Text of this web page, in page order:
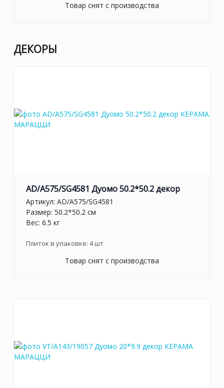
Товар снят с производства
ДЕКОРЫ
AD/A575/SG4581 Дуомо 50.2*50.2 декор
Артикул: AD/A575/SG4581
Размер: 50.2*50.2 см
Вес: 6.5 кг
Плиток в упаковке: 4шт
Товар снят с производства